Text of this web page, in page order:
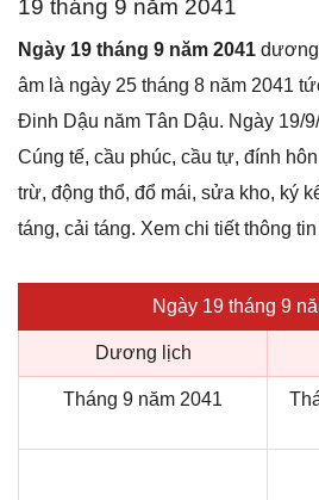
19 tháng 9 năm 2041
Ngày 19 tháng 9 năm 2041
âm là ngày 25 tháng 8 năm 2041
Đinh Dậu năm Tân Dậu. Ngày 19/
Cúng tế, cầu phúc, cầu tự, đính
trừ, động thổ, đổ mái, sửa kho, ký
táng, cải táng. Xem chi tiết thông
Ngày 19 tháng 9
Dương lịch
Tháng 9 năm 2041